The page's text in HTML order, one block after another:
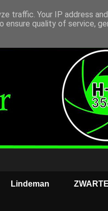
Lindeman
traffic. Your IP address
ensure quality of service,